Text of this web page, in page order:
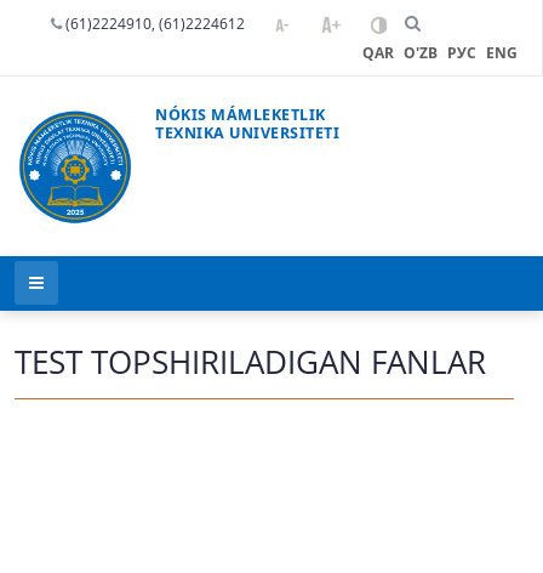
(61)2224910, (61)2224612
QAR O'ZB РУС ENG
NÓKIS MÁMLEKETLIK
TEXNIKA UNIVERSITETI
TEST TOPSHIRILADIGAN FANLAR